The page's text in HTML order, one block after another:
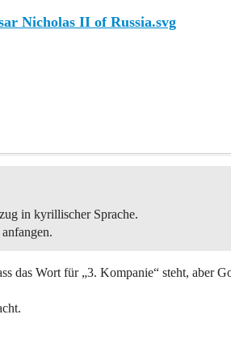
Nicholas II of Russia.svg
in kyrillischer Sprache.
das Wort für „3. Kompanie“ steht, aber